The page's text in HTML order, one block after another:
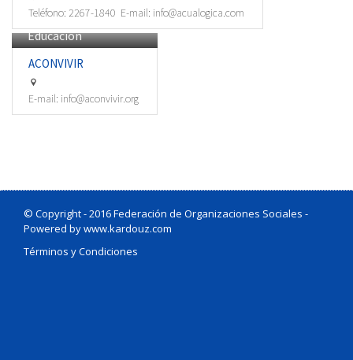
Teléfono: 2267-1840 E-mail: info@acualogica.com
Educación
ACONVIVIR
E-mail: info@aconvivir.org
© Copyright - 2016Federación de Organizaciones Sociales -
Powered by www.kardouz.com
Términos y Condiciones